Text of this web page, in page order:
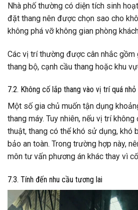
Nhà phố thường có diện tích sinh
đặt thang nên được chọn sao cho
không phá vỡ không gian phòng
Các vị trí thường được cân nhắc gồm
thang bộ, cạnh cầu thang hoặc khu
7.2. Không cố lắp thang vào vị trí quá nhỏ
Một số gia chủ muốn tận dụng
thang máy. Tuy nhiên, nếu vị trí
thuật, thang có thể khó sử dụng, khó
bảo an toàn. Trong trường hợp này,
môn tư vấn phương án khác thay vì
7.3. Tính đến nhu cầu tương lai